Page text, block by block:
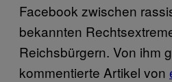
Facebook zwischen
bekannten
Reichsbürgern. Von ihm
kommentierte Artikel von